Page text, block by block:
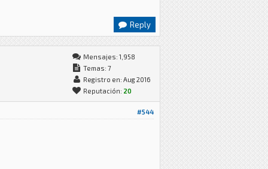
Reply
Mensajes: 1,958
Temas: 7
Registro en: Aug 2016
Reputación: 20
#544